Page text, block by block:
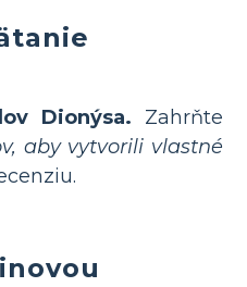
Dionýsa. Zahrňte
aby vytvorili vlastné